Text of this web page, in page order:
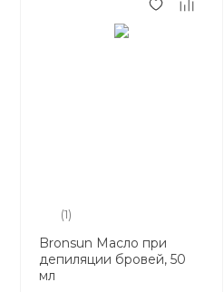
(1)
Bronsun Масло при
депиляции бровей, 50
мл